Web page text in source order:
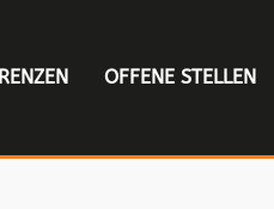
OFFENE STELLEN